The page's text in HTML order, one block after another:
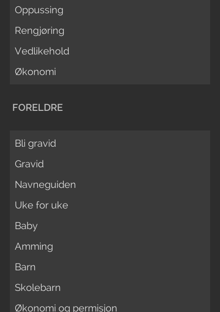
Oppussing
Rengjøring
Vedlikehold
Økonomi
FORELDRE
Bli gravid
Gravid
Navneguiden
Uke for uke
Baby
Amming
Barn
Skolebarn
Økonomi og permisjon